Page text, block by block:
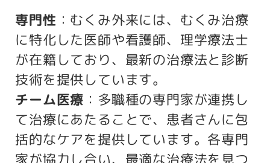
専門性 ：むくみ外来には、むくみ治療
に特化した医師や看護師、理学療法士
が在籍しており、最新の治療法と診断
技術を提供しています。
チーム医療 ：多職種の専門家が連携し
て治療にあたることで、患者さんに包
括的なケアを提供しています。各専門
家が協力し合い、最適な治療法を見つ